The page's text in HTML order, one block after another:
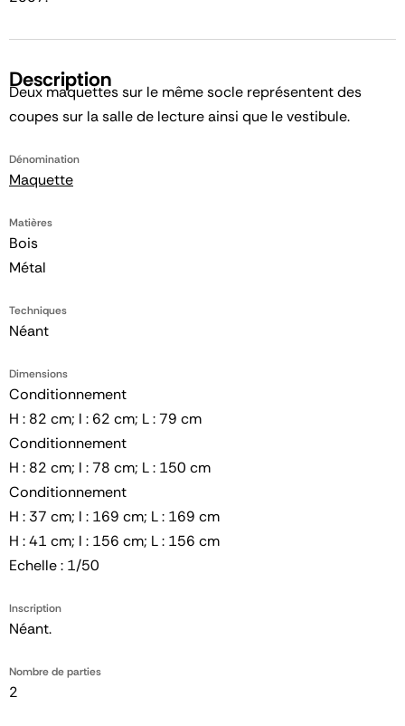
Description
Deux maquettes sur le même socle représentent des
coupes sur la salle de lecture ainsi que le vestibule.
Dénomination
Maquette
Matières
Bois
Métal
Techniques
Néant
Dimensions
Conditionnement
H : 82 cm; l : 62 cm; L : 79 cm
Conditionnement
H : 82 cm; l : 78 cm; L : 150 cm
Conditionnement
H : 37 cm; l : 169 cm; L : 169 cm
H : 41 cm; l : 156 cm; L : 156 cm
Echelle : 1/50
Inscription
Néant.
Nombre de parties
2